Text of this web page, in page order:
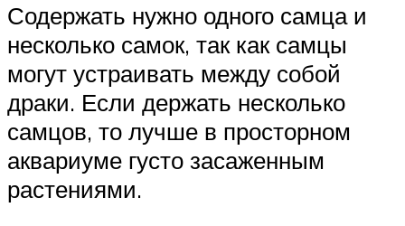
Содержать нужно одного самца и
несколько самок, так как самцы
могут устраивать между собой
драки. Если держать несколько
самцов, то лучше в просторном
аквариуме густо засаженным
растениями.